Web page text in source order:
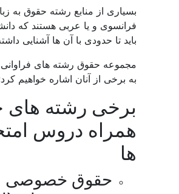
بسیاری از منابع رشته حقوق به
فرانسوی و یا عربی هستند که
باید تا حدودی با آن ها آشنایی داشته
مجموعه حقوق رشته های فراوانی
به برخی از آنان اشاره خواهیم کرد:
برخی رشته های
همراه دروس
ها
حقوق خصوصی